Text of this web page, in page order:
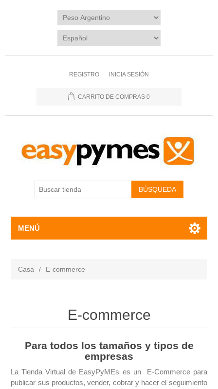
REGISTRO INICIA SESIÓN
CARRITO DE COMPRAS 0
MENÚ
Casa / E-commerce
E-commerce
Para todos los tamaños y tipos de
empresas
La Tienda Virtual de EasyPyMEs es un E-Commerce para
publicar sus productos, vender, cobrar y hacer el seguimiento